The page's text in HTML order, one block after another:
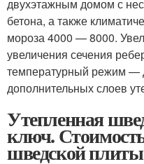
двухэтажным домом с
бетона, а также
мороза 4000 — 8000.
увеличения сечения
температурный режим —
дополнительных слоев
Утепленная
ключ.
шведской плиты